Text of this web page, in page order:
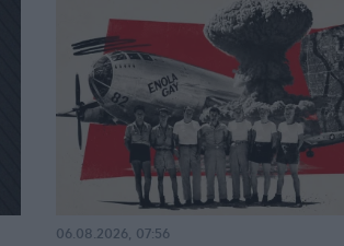
06.08.2026, 07:56